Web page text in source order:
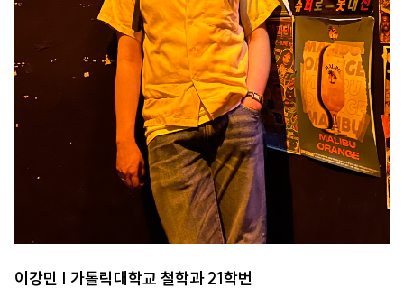
이강민 | 가톨릭대학교 철학과 21학번